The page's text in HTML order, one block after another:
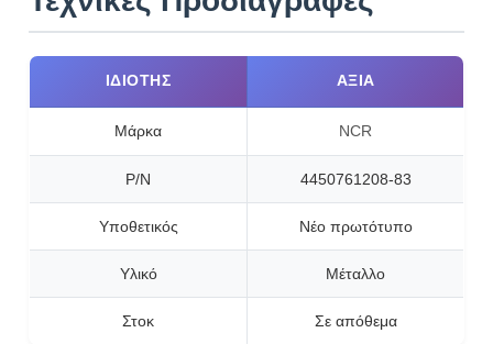
ΙΔΙΌΤΗΣ ΑΞΊΑ
Μάρκα NCR
P/N 4450761208-83
Υποθετικός Νέο πρωτότυπο
Υλικό Μέταλλο
Στοκ Σε απόθεμα